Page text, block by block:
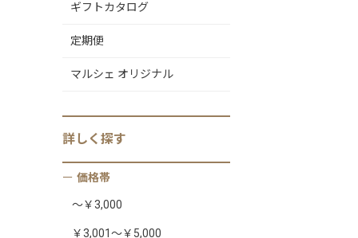
ギフトカタログ
定期便
マルシェ オリジナル
詳しく 探す
価格帯
～￥3,000
￥3,001～￥5,000